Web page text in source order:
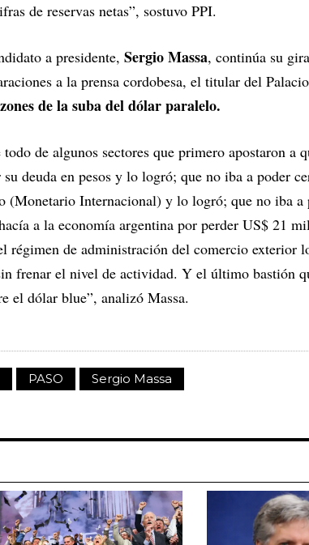
de reservas netas”, sostuvo PPI.
a presidente, Sergio Massa, continúa su
a la prensa cordobesa, el titular del
de la suba del dólar paralelo.
de algunos sectores que primero apostaron a
deuda en pesos y lo logró; que no iba a poder
(Monetario Internacional) y lo logró; que no iba a
a la economía argentina por perder US$ 21
régimen de administración del comercio exterior
frenar el nivel de actividad. Y el último bastión
el dólar blue”, analizó Massa.
PASO Sergio Massa